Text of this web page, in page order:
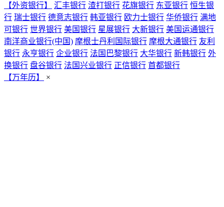
【外资银行】
汇丰银行 渣打银行 花旗银行 东亚银行 恒生银
行 瑞士银行 德意志银行 韩亚银行 欧力士银行 华侨银行 满地
可银行 世界银行 美国银行 星展银行 大新银行 美国运通银行
南洋商业银行(中国) 摩根士丹利国际银行 摩根大通银行 友利
银行 永亨银行 企业银行 法国巴黎银行 大华银行 新韩银行 外
换银行 盘谷银行 法国兴业银行 正信银行 首都银行
【万年历】
×